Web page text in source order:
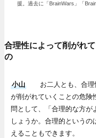
援。過去に「BrainWars」「
合理性によって削がれ
の
小山
お二人とも、合理
が削がれていくことの危険
問として、「合理的な方
しょうか。合理的というの
えることもできます。